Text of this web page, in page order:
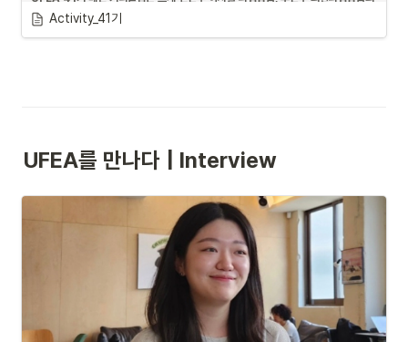
핵심 주제로 구성되어 있습니다.
Giles Jewitt (2015) Fx Derivatives Trader School 교재를 중심으로
Ian Clark (2011) Foreign exchange option pricing을 참고하여 외환파
Activity_41기
UFEA를 만나다 | Interview